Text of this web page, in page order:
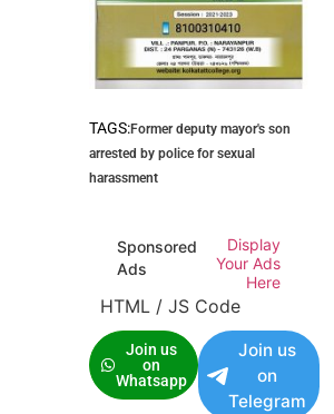
TAGS:Former deputy mayor's son
arrested by police for sexual
harassment
Sponsored
Ads
Display
Your Ads
Here
HTML / JS Code
Join us
on
Whatsapp
Join us
on
Telegram